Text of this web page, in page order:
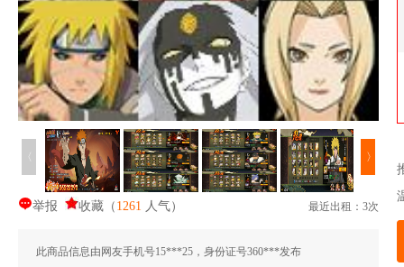
〈 〉
举报 收藏 （ 1261 人气） 最近出租：3次
此商品信息由网友手机号15***25，身份证号360***发布